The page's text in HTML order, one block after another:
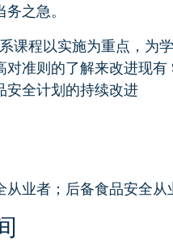
之急。
课程以实施为重点，为
对准则的了解来改进现
安全计划的持续改进
从业者；后备食品安全从